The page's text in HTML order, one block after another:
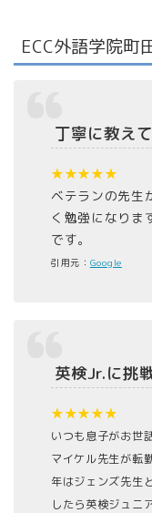
ECC外語学院町
丁寧に教え
★★★★★
ベテランの先生
く勉強になりま
です。
引用元： Google
英検Jr.に挑
★★★★★
いつも息子がお世
マイケル先生が転
年はジェンズ先生
したら英検ジュニ